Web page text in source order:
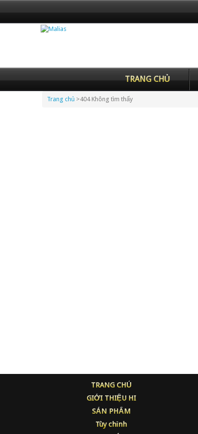
TRANG CHỦ
Trang chủ >404 Không tìm thấy
TRANG CHỦ
GIỚI THIỆU HI
SẢN PHẨM
Tùy chỉnh